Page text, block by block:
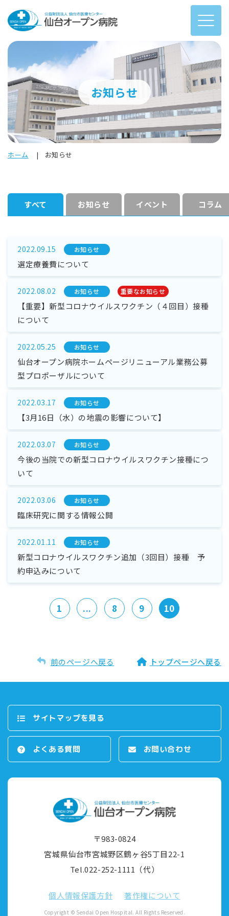
お知らせ
ホーム お知らせ
すべて お知らせ イベント コラム
2022.09.15 お知らせ
選定療養費について
2022.08.02 お知らせ 重要なお知らせ
【重要】新型コロナウイルスワクチン（４回目）接種
について
2022.05.25 お知らせ
仙台オープン病院ホームページリニューアル業務公募
型プロポーザルについて
2022.03.17 お知らせ
【3月16日（水）の地震の影響について】
2022.03.07 お知らせ
今後の当院での新型コロナウイルスワクチン接種につ
いて
2022.03.06 お知らせ
臨床研究に関する情報公開
2022.01.11 お知らせ
新型コロナウイルスワクチン追加（3回目）接種 予
約申込みについて
1 ... 8 9 10
前のページへ戻る トップページへ戻る
サイトマップを⾒る
よくある質問 お問い合わせ
〒983-0824
宮城県仙台市宮城野区鶴ヶ⾕5丁⽬22-1
Tel.022-252-1111（代）
個⼈情報保護⽅針 著作権について
Copyright © Sendai Open Hospital. All Rights Reserved.